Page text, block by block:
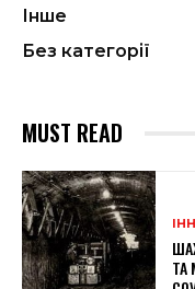
Інше
Без категорії
MUST READ
ТА